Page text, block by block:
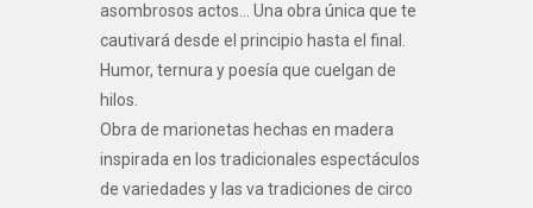
asombrosos actos… Una obra única que te
cautivará desde el principio hasta el final.
Humor, ternura y poesía que cuelgan de
hilos.
Obra de marionetas hechas en madera
inspirada en los tradicionales espectáculos
de variedades y las va tradiciones de circo